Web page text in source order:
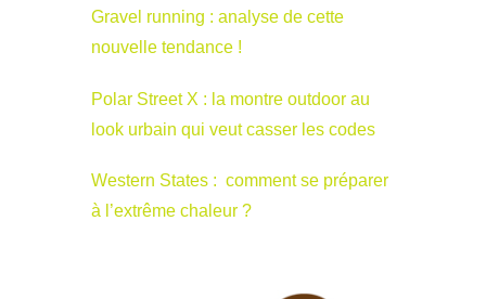
Gravel running : analyse de cette
nouvelle tendance !
Polar Street X : la montre outdoor au
look urbain qui veut casser les codes
Western States : comment se préparer
à l’extrême chaleur ?